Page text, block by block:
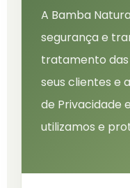
A Bamba
segurança e
tratamento das
seus clientes e
de Privacidade
utilizamos e